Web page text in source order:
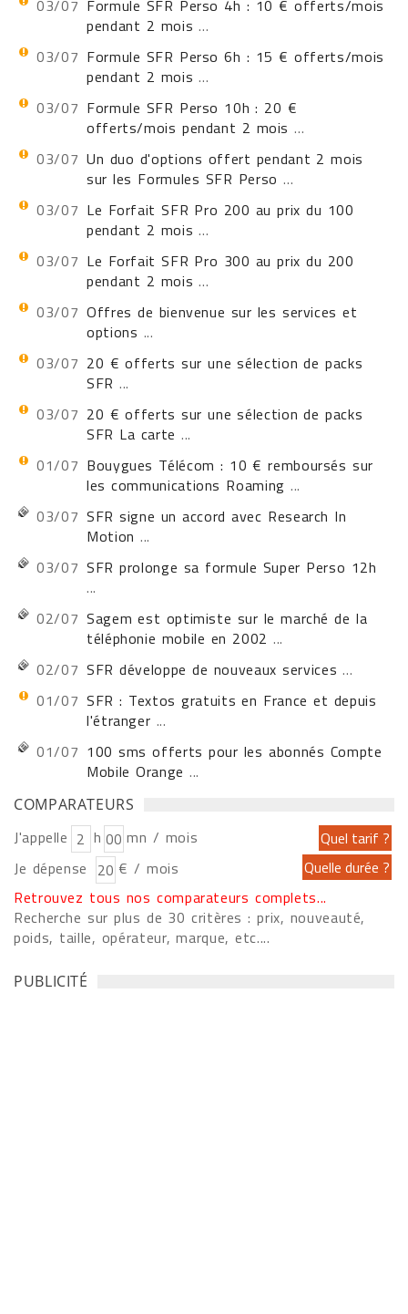
03/07 Formule SFR Perso 4h : 10 € offerts/mois
pendant 2 mois ...
03/07 Formule SFR Perso 6h : 15 € offerts/mois
pendant 2 mois ...
03/07 Formule SFR Perso 10h : 20 €
offerts/mois pendant 2 mois ...
03/07 Un duo d'options offert pendant 2 mois
sur les Formules SFR Perso ...
03/07 Le Forfait SFR Pro 200 au prix du 100
pendant 2 mois ...
03/07 Le Forfait SFR Pro 300 au prix du 200
pendant 2 mois ...
03/07 Offres de bienvenue sur les services et
options ...
03/07 20 € offerts sur une sélection de packs
SFR ...
03/07 20 € offerts sur une sélection de packs
SFR La carte ...
01/07 Bouygues Télécom : 10 € remboursés sur
les communications Roaming ...
03/07 SFR signe un accord avec Research In
Motion ...
03/07 SFR prolonge sa formule Super Perso 12h
...
02/07 Sagem est optimiste sur le marché de la
téléphonie mobile en 2002 ...
02/07 SFR développe de nouveaux services ...
01/07 SFR : Textos gratuits en France et depuis
l'étranger ...
01/07 100 sms offerts pour les abonnés Compte
Mobile Orange ...
COMPARATEURS
J'appelle h
mn / mois
Je dépense
€ / mois
Retrouvez tous nos comparateurs complets...
Recherche sur plus de 30 critères : prix, nouveauté,
poids, taille, opérateur, marque, etc....
PUBLICITÉ